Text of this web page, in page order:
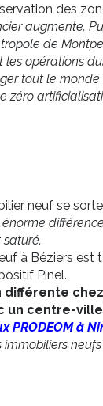
des
augmente.
de
les opérations
tout le
zéro
neuf se
à Béziers
Pinel.
un centre-
PRODEOM à